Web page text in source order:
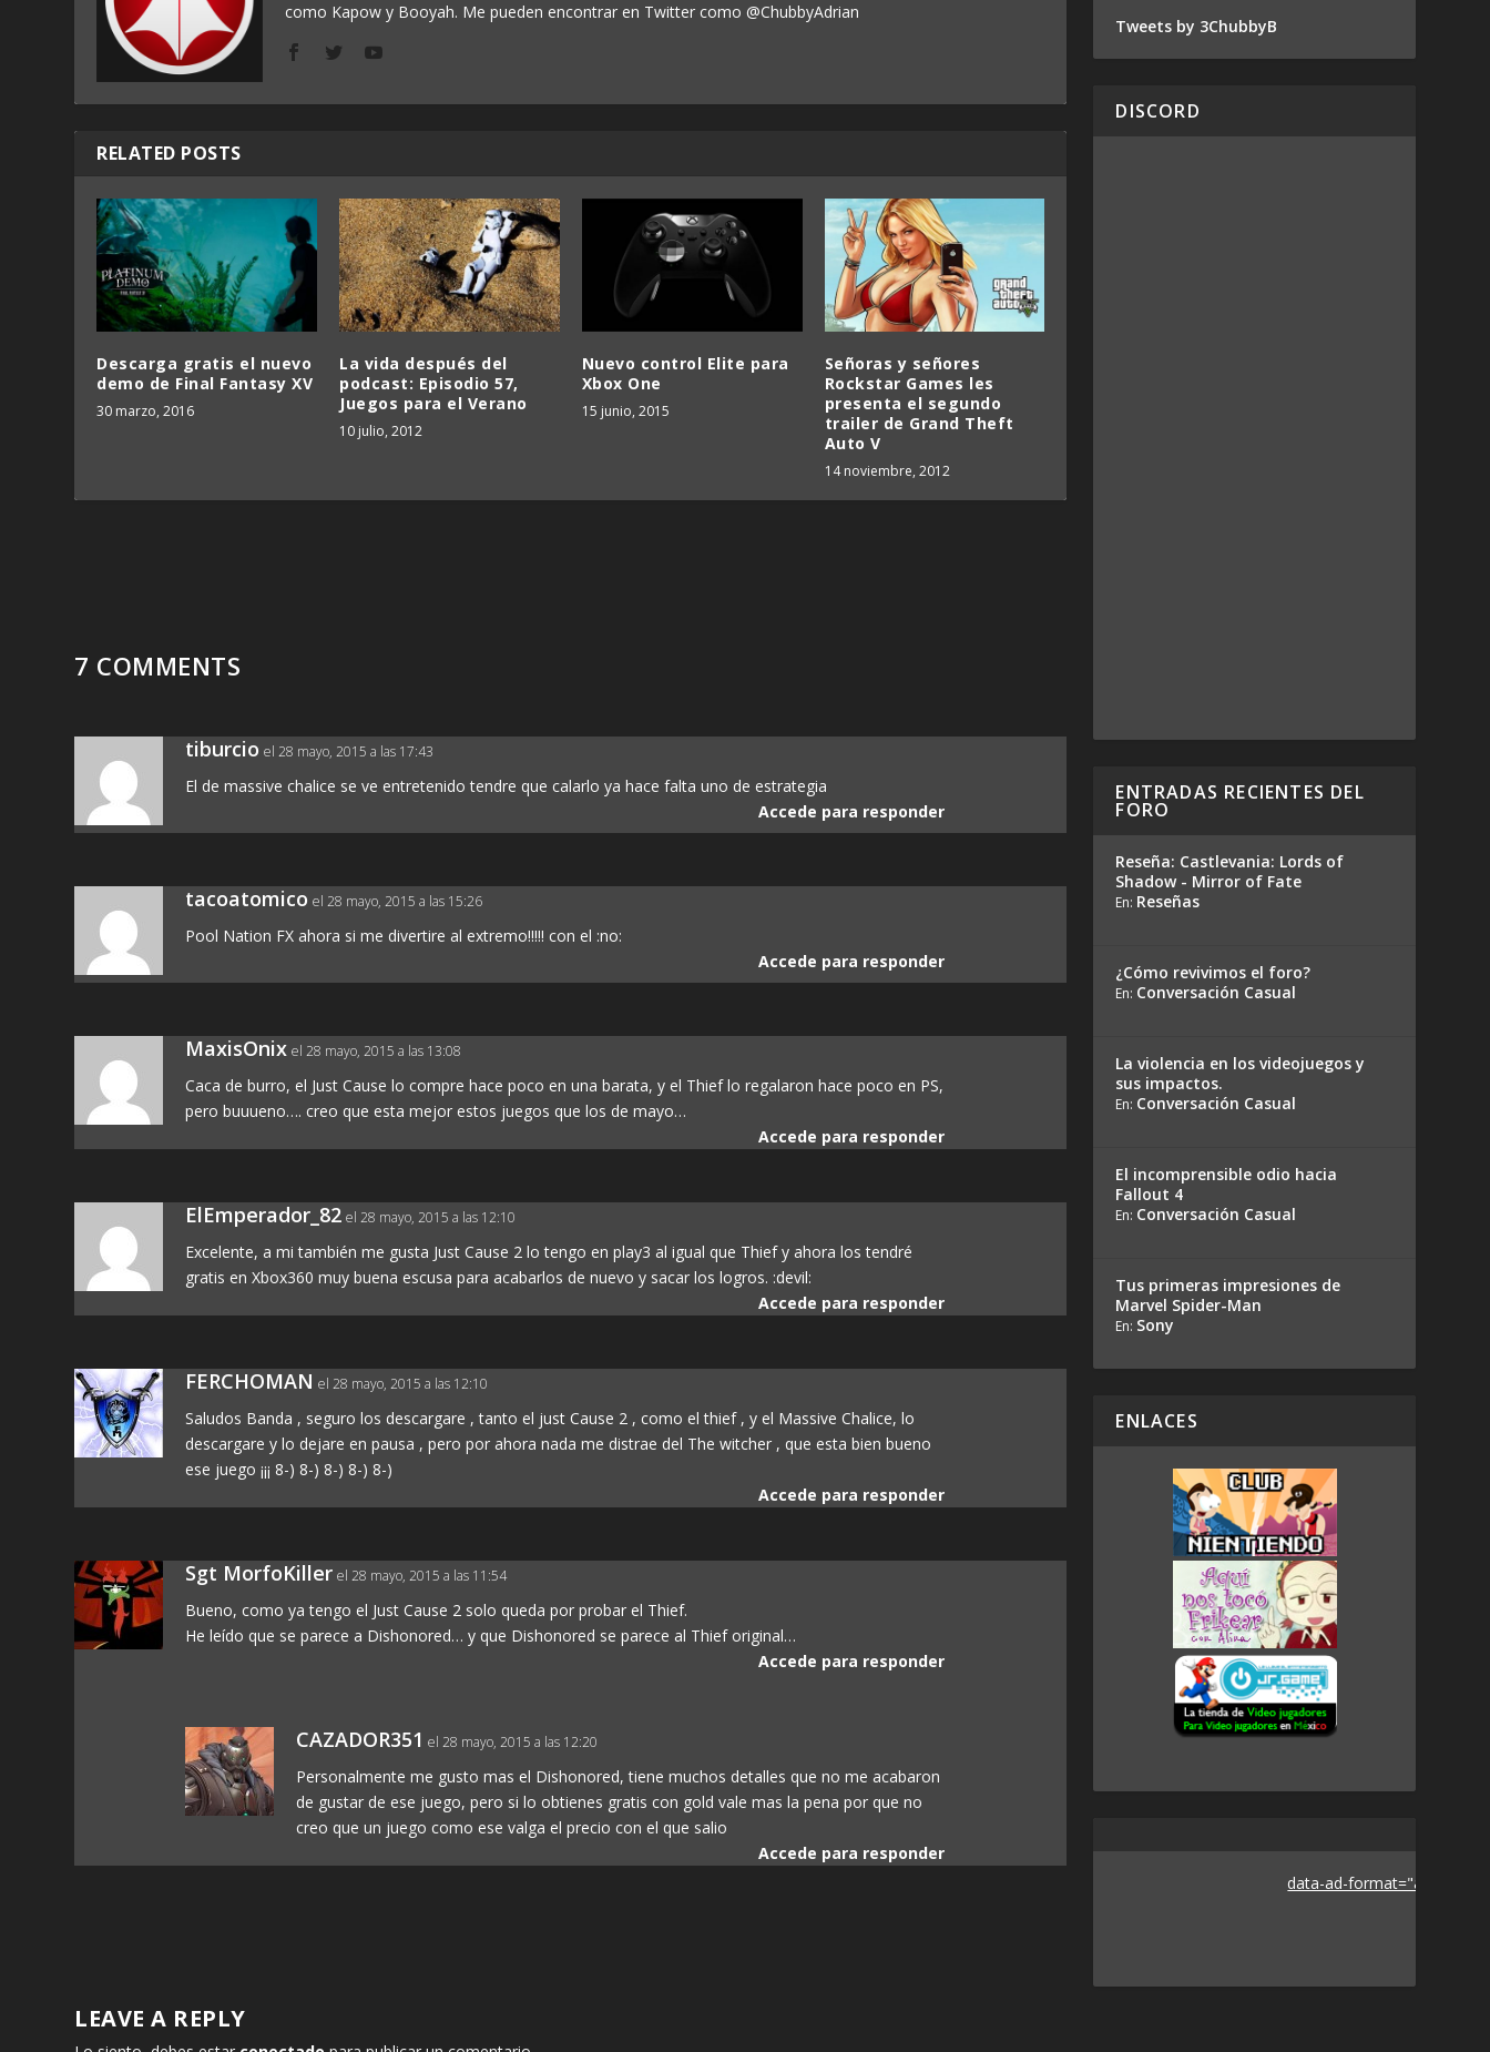
como Kapow y Booyah. Me pueden encontrar en Twitter como @ChubbyAdrian
RELATED POSTS
Descarga gratis el nuevo
demo de Final Fantasy XV
30 marzo, 2016
La vida después del
podcast: Episodio 57,
Juegos para el Verano
10 julio, 2012
Nuevo control Elite para
Xbox One
15 junio, 2015
Señoras y señores
Rockstar Games les
presenta el segundo
trailer de Grand Theft
Auto V
14 noviembre, 2012
7 COMMENTS
tiburcio el 28 mayo, 2015 a las 17:43
El de massive chalice se ve entretenido tendre que calarlo ya hace falta uno de estrategia
Accede para responder
tacoatomico el 28 mayo, 2015 a las 15:26
Pool Nation FX ahora si me divertire al extremo!!!!! con el :no:
Accede para responder
MaxisOnix el 28 mayo, 2015 a las 13:08
Caca de burro, el Just Cause lo compre hace poco en una barata, y el Thief lo regalaron hace poco en PS,
pero buuueno…. creo que esta mejor estos juegos que los de mayo…
Accede para responder
ElEmperador_82 el 28 mayo, 2015 a las 12:10
Excelente, a mi también me gusta Just Cause 2 lo tengo en play3 al igual que Thief y ahora los tendré
gratis en Xbox360 muy buena escusa para acabarlos de nuevo y sacar los logros. :devil:
Accede para responder
FERCHOMAN el 28 mayo, 2015 a las 12:10
Saludos Banda , seguro los descargare , tanto el just Cause 2 , como el thief , y el Massive Chalice, lo
descargare y lo dejare en pausa , pero por ahora nada me distrae del The witcher , que esta bien bueno
ese juego ¡¡¡ 8-) 8-) 8-) 8-) 8-)
Accede para responder
Sgt MorfoKiller el 28 mayo, 2015 a las 11:54
Bueno, como ya tengo el Just Cause 2 solo queda por probar el Thief.
He leído que se parece a Dishonored… y que Dishonored se parece al Thief original…
Accede para responder
CAZADOR351 el 28 mayo, 2015 a las 12:20
Personalmente me gusto mas el Dishonored, tiene muchos detalles que no me acabaron
de gustar de ese juego, pero si lo obtienes gratis con gold vale mas la pena por que no
creo que un juego como ese valga el precio con el que salio
Accede para responder
LEAVE A REPLY
Tweets by 3ChubbyB
DISCORD
ENTRADAS RECIENTES DEL
FORO
Reseña: Castlevania: Lords of
Shadow - Mirror of Fate
En: Reseñas
¿Cómo revivimos el foro?
En: Conversación Casual
La violencia en los videojuegos y
sus impactos.
En: Conversación Casual
El incomprensible odio hacia
Fallout 4
En: Conversación Casual
Tus primeras impresiones de
Marvel Spider-Man
En: Sony
ENLACES
data-ad-format="auto">